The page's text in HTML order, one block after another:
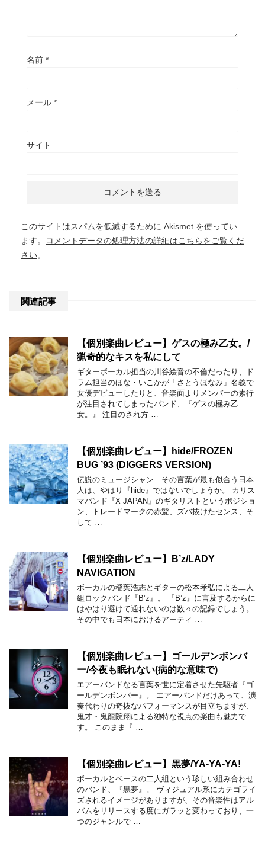
名前 *
メール *
サイト
このサイトはスパムを低減するために Akismet を使ってい
ます。
コメントデータの処理方法の詳細はこちらをご覧くだ
さい。
関連記事
【個別楽曲レビュー】ゲスの極み乙女。/
猟奇的なキスを私にして
ギターボーカル担当の川谷絵音の不倫だったり、ド
ラム担当のほな・いこかが「さとうほなみ」名義で
女優デビューしたりと、音楽面よりメンバーの素行
が注目されてしまったバンド、『ゲスの極み乙
女。』 注目のされ方 …
【個別楽曲レビュー】hide/FROZEN
BUG ’93 (DIGGERS VERSION)
伝説のミュージシャン…その言葉が最も似合う日本
人は、やはり『hide』ではないでしょうか。 カリス
マバンド『X JAPAN』のギタリストというポジショ
ン、トレードマークの赤髪、ズバ抜けたセンス、そ
して …
【個別楽曲レビュー】B’z/LADY
NAVIGATION
ボーカルの稲葉浩志とギターの松本孝弘による二人
組ロックバンド『B’z』。 『B’z』に言及するからに
はやはり避けて通れないのは数々の記録でしょう。
その中でも日本におけるアーティ …
【個別楽曲レビュー】ゴールデンボンバ
ー/今夜も眠れない(病的な意味で)
エアーバンドなる言葉を世に定着させた先駆者『ゴ
ールデンボンバー』。 エアーバンドだけあって、演
奏代わりの奇抜なパフォーマンスが目立ちますが、
鬼才・鬼龍院翔による独特な視点の楽曲も魅力で
す。 このまま『 …
【個別楽曲レビュー】黒夢/YA-YA-YA!
ボーカルとベースの二人組という珍しい組み合わせ
のバンド、『黒夢』。 ヴィジュアル系にカテゴライ
ズされるイメージがありますが、その音楽性はアル
バムをリリースする度にガラッと変わっており、一
つのジャンルで …